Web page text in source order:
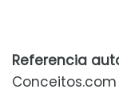
Referencia
Conceitos.com